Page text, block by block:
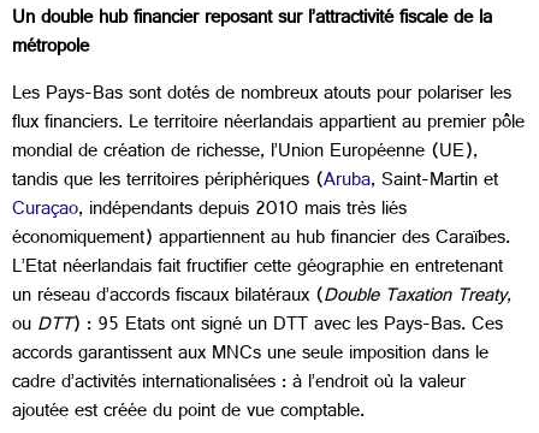
Un double hub financier reposant sur l’attractivité fiscale de la
métropole
Les Pays-Bas sont dotés de nombreux atouts pour polariser les
flux financiers. Le territoire néerlandais appartient au premier pôle
mondial de création de richesse, l’Union Européenne (UE),
tandis que les territoires périphériques (Aruba, Saint-Martin et
Curaçao, indépendants depuis 2010 mais très liés
économiquement) appartiennent au hub financier des Caraïbes.
L’Etat néerlandais fait fructifier cette géographie en entretenant
un réseau d’accords fiscaux bilatéraux (Double Taxation Treaty,
ouDTT) : 95 Etats ont signé un DTT avec les Pays-Bas. Ces
accords garantissent aux MNCs une seule imposition dans le
cadre d’activités internationalisées : à l’endroit où la valeur
ajoutée est créée du point de vue comptable.